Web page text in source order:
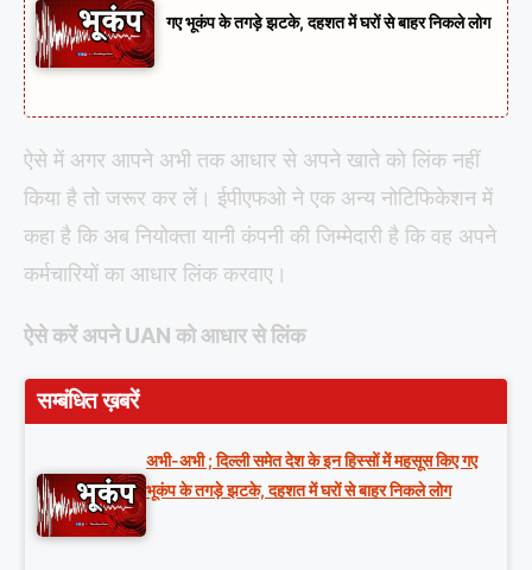
गए भूकंप के तगड़े झटके, दहशत में घरों से बाहर निकले लोग
ऐसे में अगर आपने अभी तक आधार से अपने खाते को लिंक नहीं
किया है तो जरूर कर लें। ईपीएफओ ने एक अन्य नोटिफिकेशन में
कहा है कि अब नियोक्ता यानी कंपनी की जिम्मेदारी है कि वह अपने
कर्मचारियों का आधार लिंक करवाए।
ऐसे करें अपने UAN को आधार से लिंक
सम्बंधित ख़बरें
अभी-अभी ; दिल्ली समेत देश के इन हिस्सों में महसूस किए गए
भूकंप के तगड़े झटके, दहशत में घरों से बाहर निकले लोग